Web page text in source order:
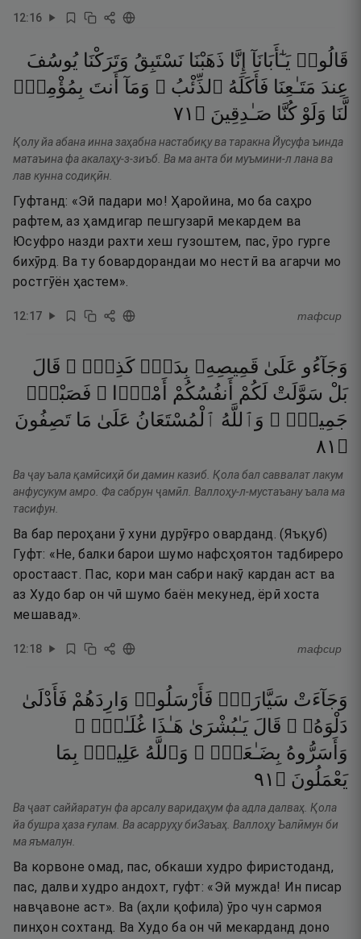
12:16
قَالُوا۟ يَـٰٓأَبَانَآ إِنَّا ذَهَبْنَا نَسْتَبِقُ وَتَرَكْنَا يُوسُفَ
عِندَ مَتَـٰعِنَا فَأَكَلَهُ ٱلذِّئْبُ ۖ وَمَآ أَنتَ بِمُؤْمِنٍۢ
لَّنَا وَلَوْ كُنَّا صَـٰدِقِينَ ۝ ١٧
Қолу йа абана инна заҳабна настабиқу ва таракна Йусуфа ъинда
матаъина фа акалаҳу-з-зиъб. Ва ма анта би муъмини-л лана ва
лав кунна содиқӣн.
Гуфтанд: «Эй падари мо! Ҳаройина, мо ба саҳро
рафтем, аз ҳамдигар пешгузарӣ мекардем ва
Юсуфро назди рахти хеш гузоштем, пас, ӯро гурге
бихӯрд. Ва ту бовардорандаи мо нестӣ ва агарчи мо
ростгӯён ҳастем».
12:17 тафсир
وَجَآءُو عَلَىٰ قَمِيصِهِۦ بِدَمٍۢ كَذِبٍۢ ۚ قَالَ
بَلْ سَوَّلَتْ لَكُمْ أَنفُسُكُمْ أَمْرًۭا ۖ فَصَبْرٌۭ
جَمِيلٌۭ ۖ وَٱللَّهُ ٱلْمُسْتَعَانُ عَلَىٰ مَا تَصِفُونَ
۝ ١٨
Ва ҷау ъала қамӣсиҳӣ би дамин казиб. Қола бал саввалат лакум
анфусукум амро. Фа сабрун ҷамӣл. Валлоҳу-л-мустаъану ъала ма
тасифун.
Ва бар пероҳани ӯ хуни дурӯғро оварданд. (Яъқуб)
Гуфт: «Не, балки барои шумо нафсҳоятон тадбиреро
оростааст. Пас, кори ман сабри накӯ кардан аст ва
аз Худо бар он чӣ шумо баён мекунед, ёрӣ хоста
мешавад».
12:18 тафсир
وَجَآءَتْ سَيَّارَةٌۭ فَأَرْسَلُوا۟ وَارِدَهُمْ فَأَدْلَىٰ
دَلْوَهُۥ ۖ قَالَ يَـٰبُشْرَىٰ هَـٰذَا غُلَـٰمٌۭ ۚ
وَأَسَرُّوهُ بِضَـٰعَةًۭ ۚ وَٱللَّهُ عَلِيمٌۢ بِمَا
يَعْمَلُونَ ۝ ١٩
Ва ҷаат саййаратун фа арсалу варидаҳум фа адла далваҳ. Қола
йа бушра ҳаза ғулам. Ва асарруҳу биЗаъаҳ. Валлоҳу Ъалӣмун би
ма яъмалун.
Ва корвоне омад, пас, обкаши худро фиристоданд,
пас, далви худро андохт, гуфт: «Эй мужда! Ин писар
навҷавоне аст». Ва (аҳли қофила) ӯро чун сармоя
пинҳон сохтанд. Ва Худо ба он чӣ мекарданд доно